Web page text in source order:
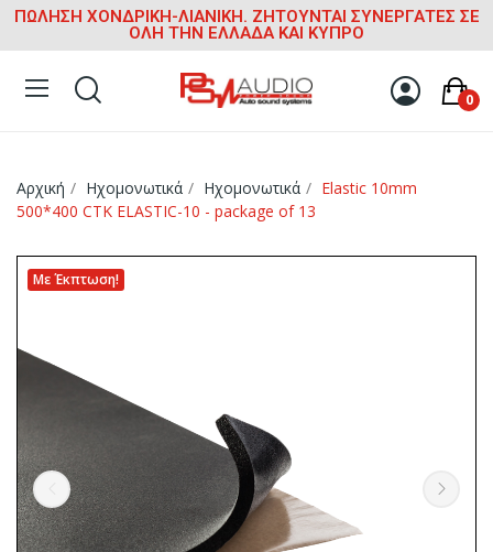
ΠΩΛΗΣΗ ΧΟΝΔΡΙΚΗ-ΛΙΑΝΙΚΗ. ΖΗΤΟΥΝΤΑΙ ΣΥΝΕΡΓΑΤΕΣ ΣΕ
ΟΛΗ ΤΗΝ ΕΛΛΑΔΑ ΚΑΙ ΚΥΠΡΟ
0
Αρχική Ηχομονωτικά Ηχομονωτικά
Elastic 10mm
500*400 CTK ELASTIC-10 - package of 13
Με Έκπτωση!